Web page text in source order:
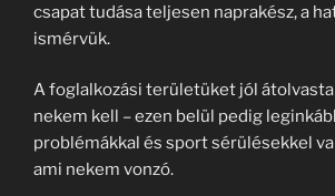
csapat tudása teljesen naprakész, a
ismérvük.
A foglalkozási területüket jól
nekem kell – ezen belül pedig
problémákkal és sport sérülésekkel
ami nekem vonzó.